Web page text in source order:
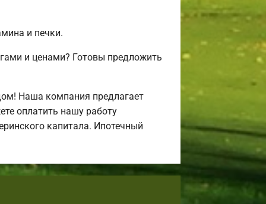
и печки.
и ценами? Готовы предложить
Наша компания предлагает
оплатить нашу работу
капитала. Ипотечный